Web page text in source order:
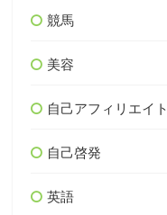
競馬
美容
自己アフィリエイト
自己啓発
英語